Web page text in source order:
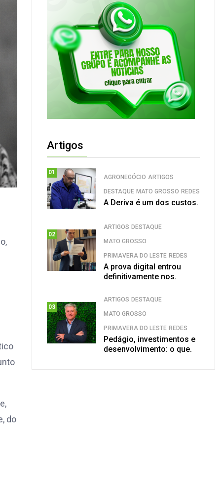
do
Artigos
01
AGRONEGÓCIO ARTIGOS
DESTAQUE MATO GROSSO REDES
A Deriva é um dos custos.
02
ARTIGOS DESTAQUE
MATO GROSSO
PRIMAVERA DO LESTE REDES
A prova digital entrou
definitivamente nos.
03
ARTIGOS DESTAQUE
MATO GROSSO
PRIMAVERA DO LESTE REDES
Pedágio, investimentos e
desenvolvimento: o que.